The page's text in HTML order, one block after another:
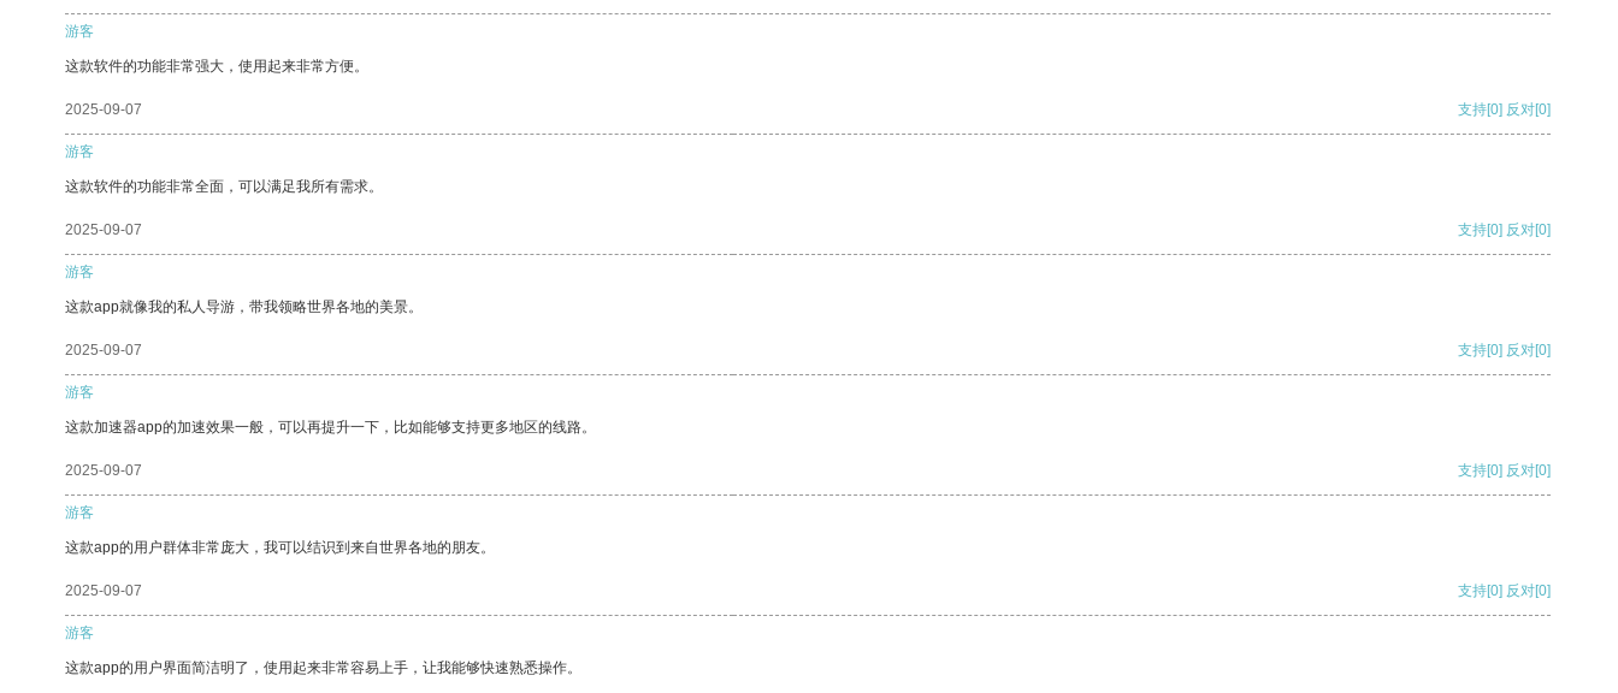
游客
这款软件的功能非常强大，使用起来非常方便。
2025-09-07 支持[0] 反对[0]
游客
这款软件的功能非常全面，可以满足我所有需求。
2025-09-07 支持[0] 反对[0]
游客
这款app就像我的私人导游，带我领略世界各地的美景。
2025-09-07 支持[0] 反对[0]
游客
这款加速器app的加速效果一般，可以再提升一下，比如能够支持更多地区的线路。
2025-09-07 支持[0] 反对[0]
游客
这款app的用户群体非常庞大，我可以结识到来自世界各地的朋友。
2025-09-07 支持[0] 反对[0]
游客
这款app的用户界面简洁明了，使用起来非常容易上手，让我能够快速熟悉操作。